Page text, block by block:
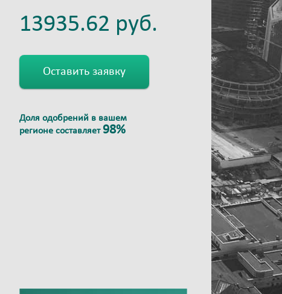
Оставить заявку
Доля одобрений в вашем
регионе составляет 98%